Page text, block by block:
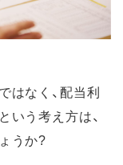
はなく、配当利
いう考え方は、
うか?